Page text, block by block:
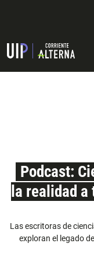
Podcast:
la realidad
Las escritoras de
exploran el legado